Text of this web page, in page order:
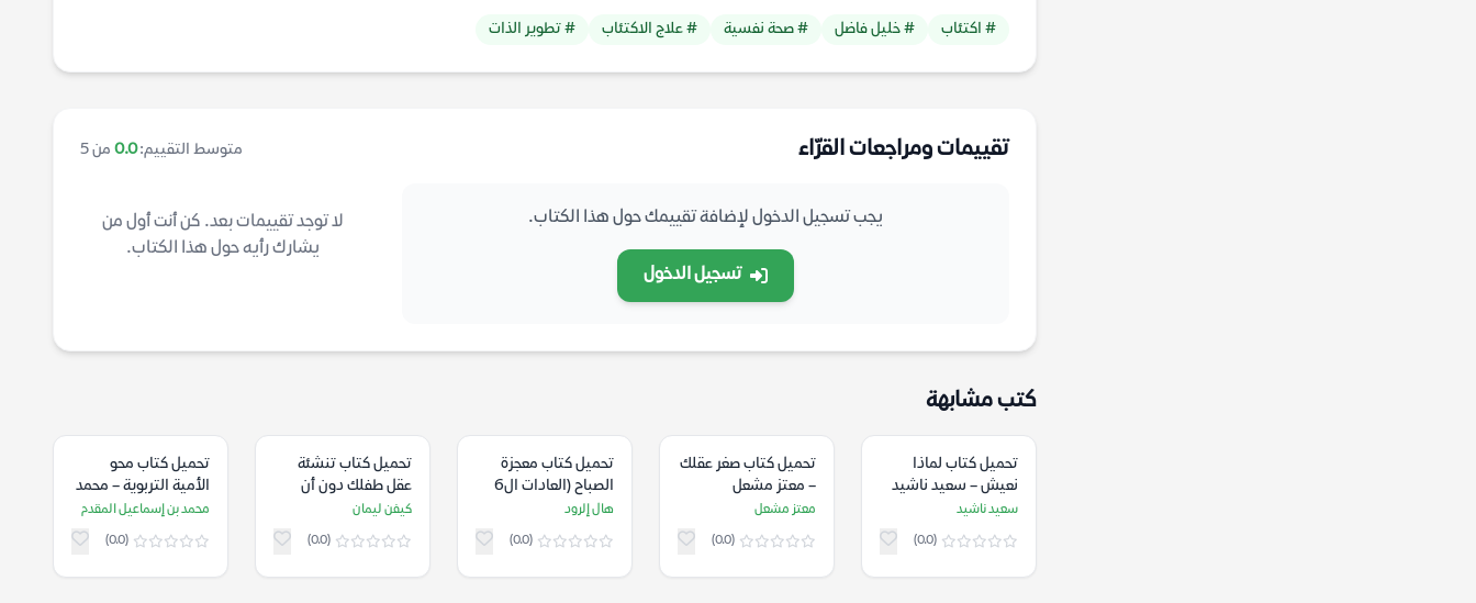
# اكتئاب # خليل فاضل # صحة نفسية # علاج الاكتئاب # تطوير الذات
تقييمات ومراجعات القرّاء متوسط التقييم:0.0 من 5
يجب تسجيل الدخول لإضافة تقييمك حول هذا الكتاب.
تسجيل الدخول
لا توجد تقييمات بعد. كن أنت أول من
يشارك رأيه حول هذا الكتاب.
كتب مشابهة
تحميل كتاب لماذا
نعيش – سعيد ناشيد
سعيد ناشيد
(0.0)
تحميل كتاب صغر عقلك
– معتز مشعل
معتز مشعل
(0.0)
تحميل كتاب معجزة
الصباح (العادات ال6
صباحا) – هال إلرود
هال إلرود
(0.0)
تحميل كتاب ‫تنشئة
عقل طفلك دون أن
تفقد عقلك – كيفن
كيفن ليمان
(0.0)
تحميل كتاب محو
الأمية التربوية – محمد
بن إسماعيل المقدم
محمد بن إسماعيل المقدم
(0.0)